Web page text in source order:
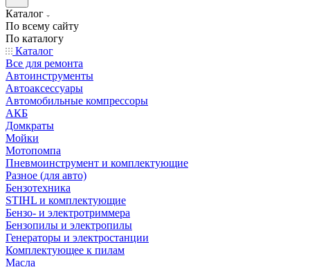
Каталог
По всему сайту
По каталогу
Каталог
Все для ремонта
Автоинструменты
Автоаксессуары
Автомобильные компрессоры
АКБ
Домкраты
Мойки
Мотопомпа
Пневмоинструмент и комплектующие
Разное (для авто)
Бензотехника
STIHL и комплектующие
Бензо- и электротриммера
Бензопилы и электропилы
Генераторы и электростанции
Комплектующее к пилам
Масла